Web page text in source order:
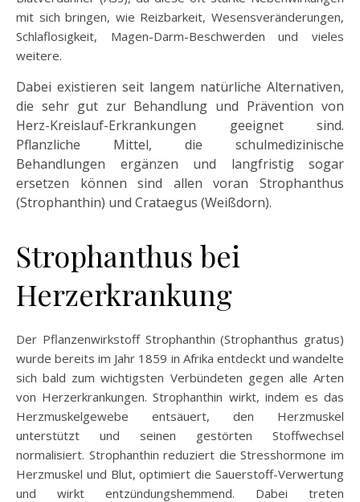
mit sich bringen, wie Reizbarkeit, Wesensveränderungen,
Schlaflosigkeit, Magen-Darm-Beschwerden und vieles
weitere.
Dabei existieren seit langem natürliche Alternativen,
die sehr gut zur Behandlung und Prävention von
Herz-Kreislauf-Erkrankungen geeignet sind.
Pflanzliche Mittel, die schulmedizinische
Behandlungen ergänzen und langfristig sogar
ersetzen können sind allen voran Strophanthus
(Strophanthin) und Crataegus (Weißdorn).
Strophanthus bei
Herzerkrankung
Der Pflanzenwirkstoff Strophanthin (Strophanthus gratus)
wurde bereits im Jahr 1859 in Afrika entdeckt und wandelte
sich bald zum wichtigsten Verbündeten gegen alle Arten
von Herzerkrankungen. Strophanthin wirkt, indem es das
Herzmuskelgewebe entsäuert, den Herzmuskel
unterstützt und seinen gestörten Stoffwechsel
normalisiert. Strophanthin reduziert die Stresshormone im
Herzmuskel und Blut, optimiert die Sauerstoff-Verwertung
und wirkt entzündungshemmend. Dabei treten